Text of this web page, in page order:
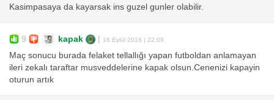
Kasimpasaya da kayarsak ins guzel gunler olabilir.
9 kapak | 16 Eylül 2016 | 22:09
Maç sonucu burada felaket tellallığı yapan futboldan anlamayan
ileri zekalı taraftar musveddelerine kapak olsun.Cenenizi kapayin
oturun artık